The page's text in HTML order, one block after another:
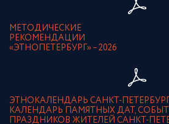
МЕТОДИЧЕСКИЕ
РЕКОМЕНДАЦИИ
«ЭТНОПЕТЕРБУРГ» – 2026
ЭТНОКАЛЕНДАРЬ САНКТ-
КАЛЕНДАРЬ ПАМЯТНЫХ ДАТ,
ПРАЗДНИКОВ ЖИТЕЛЕЙ САНКТ-